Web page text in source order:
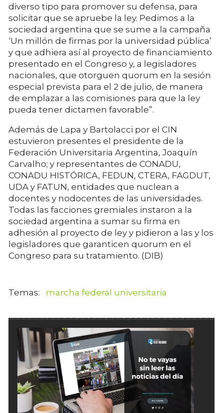
diverso tipo para promover su defensa, para
solicitar que se apruebe la ley. Pedimos a la
sociedad argentina que se sume a la campaña
‘Un millón de firmas por la universidad pública’
y que adhiera así al proyecto de financiamiento
presentado en el Congreso y, a legisladores
nacionales, que otorguen quorum en la sesión
especial prevista para el 2 de julio, de manera
de emplazar a las comisiones para que la ley
pueda tener dictamen favorable”.
Además de Lapa y Bartolacci por el CIN
estuvieron presentes el presidente de la
Federación Universitaria Argentina, Joaquín
Carvalho; y representantes de CONADU,
CONADU HISTÓRICA, FEDUN, CTERA, FAGDUT,
UDA y FATUN, entidades que nuclean a
docentes y nodocentes de las universidades.
Todas las facciones gremiales instaron a la
sociedad argentina a sumar su firma en
adhesión al proyecto de ley y pidieron a las y los
legisladores que garanticen quorum en el
Congreso para su tratamiento. (DIB)
marcha federal universitaria